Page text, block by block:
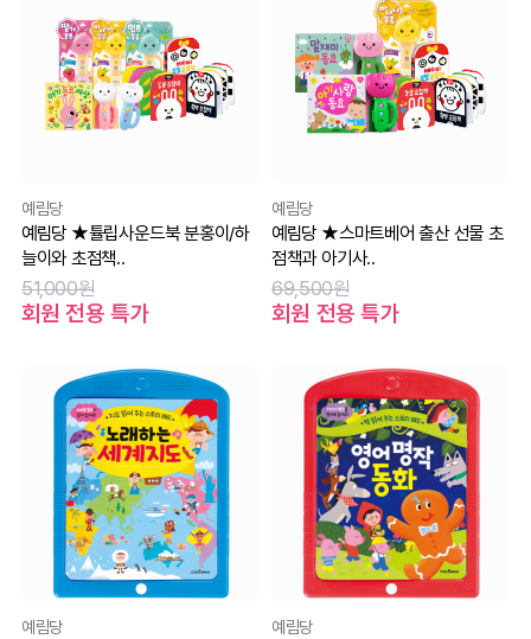
예림당
예림당 ★튤립사운드북 분홍이/하
늘이와 초점책..
51,000원
회원 전용 특가
예림당
예림당 ★스마트베어 출산 선물 초
점책과 아기사..
69,500원
회원 전용 특가
예림당 예림당